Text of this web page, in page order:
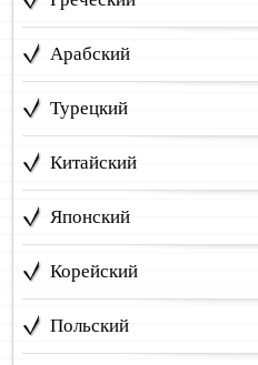
Арабский
Турецкий
Китайский
Японский
Корейский
Польский